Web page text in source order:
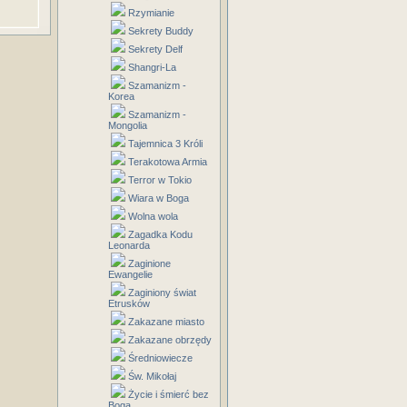
Rzymianie
Sekrety Buddy
Sekrety Delf
Shangri-La
Szamanizm -
Korea
Szamanizm -
Mongolia
Tajemnica 3 Króli
Terakotowa Armia
Terror w Tokio
Wiara w Boga
Wolna wola
Zagadka Kodu
Leonarda
Zaginione
Ewangelie
Zaginiony świat
Etrusków
Zakazane miasto
Zakazane obrzędy
Średniowiecze
Św. Mikołaj
Życie i śmierć bez